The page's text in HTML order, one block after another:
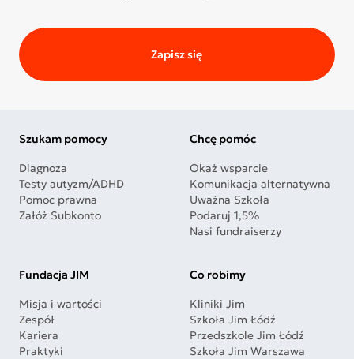
Zapisz się
Szukam pomocy
Diagnoza
Testy autyzm/ADHD
Pomoc prawna
Załóż Subkonto
Chcę pomóc
Okaż wsparcie
Komunikacja alternatywna
Uważna Szkoła
Podaruj 1,5%
Nasi fundraiserzy
Fundacja JIM
Misja i wartości
Zespół
Kariera
Praktyki
Co robimy
Kliniki Jim
Szkoła Jim Łódź
Przedszkole Jim Łódź
Szkoła Jim Warszawa